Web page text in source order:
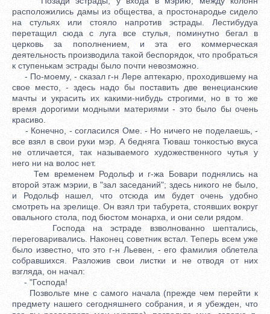
расположились дамы из общества, а простонародье сидело
на стульях или стояло напротив эстрады. Лестибудуа
перетащил сюда с луга все стулья, поминутно бегал в
церковь за пополнением, и эта его коммерческая
деятельность производила такой беспорядок, что пробраться
к ступенькам эстрады было почти невозможно.
- По-моему, - сказал г-н Лере аптекарю, проходившему на
свое место, - здесь надо бы поставить две венецианские
мачты и украсить их какими-нибудь строгими, но в то же
время дорогими модными материями - это было бы очень
красиво.
- Конечно, - согласился Оме. - Но ничего не поделаешь, -
все взял в свои руки мэр. А бедняга Тюваш тонкостью вкуса
не отличается, так называемого художественного чутья у
него ни на волос нет.
Тем временем Родольф и г-жа Бовари поднялись на
второй этаж мэрии, в "зал заседаний"; здесь никого не было,
и Родольф нашел, что отсюда им будет очень удобно
смотреть на зрелище. Он взял три табурета, стоявших вокруг
овального стола, под бюстом монарха, и они сели рядом.
Господа на эстраде взволнованно шептались,
переговаривались. Наконец советник встал. Теперь всем уже
было известно, что это г-н Льевен, - его фамилия облетела
собравшихся. Разложив свои листки и не отводя от них
взгляда, он начал:
- "Господа!
Позвольте мне с самого начала (прежде чем перейти к
предмету нашего сегодняшнего собрания, и я убежден, что